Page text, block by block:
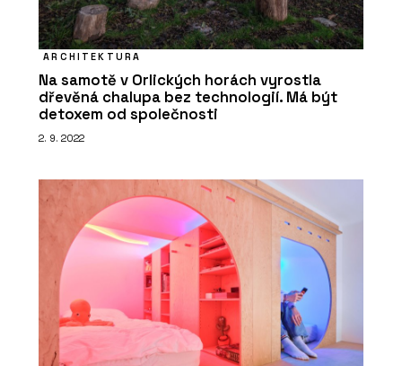
ARCHITEKTURA
Na samotě v Orlických horách vyrostla
dřevěná chalupa bez technologií. Má být
detoxem od společnosti
2. 9. 2022